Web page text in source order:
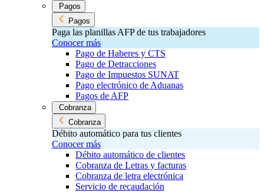
Pagos
Pagos
Paga las planillas AFP de tus trabajadores
Conocer más
Pago de Haberes y CTS
Pago de Detracciones
Pago de Impuestos SUNAT
Pago electrónico de Aduanas
Pagos de AFP
Cobranza
Cobranza
Débito automático para tus clientes
Conocer más
Débito automático de clientes
Cobranza de Letras y facturas
Cobranza de letra electrónica
Servicio de recaudación